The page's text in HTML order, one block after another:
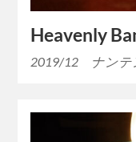
Heavenly
2019/12 ナンテ